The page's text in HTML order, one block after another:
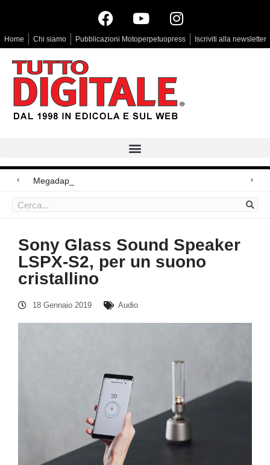
Home Chi siamo Pubblicazioni Motoperpetuopress Iscriviti alla newsletter
Megadap M2RF, il prim
Arri Rental, evoluzioni in arrivo
Sony Glass Sound Speaker
LSPX-S2, per un suono
cristallino
18 Gennaio 2019 Audio